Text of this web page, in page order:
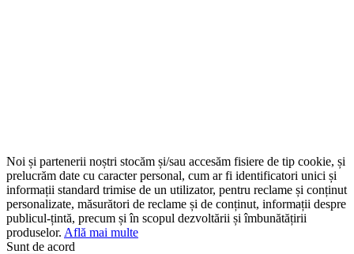
Noi și partenerii noștri stocăm și/sau accesăm fisiere de tip cookie, și
prelucrăm date cu caracter personal, cum ar fi identificatori unici și
informații standard trimise de un utilizator, pentru reclame și conținut
personalizate, măsurători de reclame și de conținut, informații despre
publicul-țintă, precum și în scopul dezvoltării și îmbunătățirii
produselor. Află mai multe
Sunt de acord